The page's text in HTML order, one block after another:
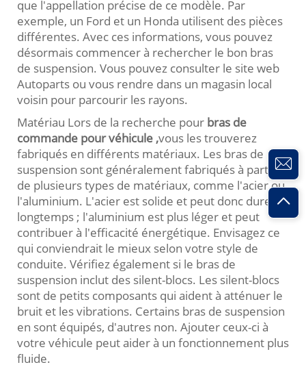
que l'appellation précise de ce modèle. Par
exemple, un Ford et un Honda utilisent des pièces
différentes. Avec ces informations, vous pouvez
désormais commencer à rechercher le bon bras
de suspension. Vous pouvez consulter le site web
Autoparts ou vous rendre dans un magasin local
voisin pour parcourir les rayons.
Matériau Lors de la recherche pour bras de
commande pour véhicule ,vous les trouverez
fabriqués en différents matériaux. Les bras de
suspension sont généralement fabriqués à partir
de plusieurs types de matériaux, comme l'acier ou
l'aluminium. L'acier est solide et peut donc durer
longtemps ; l'aluminium est plus léger et peut
contribuer à l'efficacité énergétique. Envisagez ce
qui conviendrait le mieux selon votre style de
conduite. Vérifiez également si le bras de
suspension inclut des silent-blocs. Les silent-blocs
sont de petits composants qui aident à atténuer le
bruit et les vibrations. Certains bras de suspension
en sont équipés, d'autres non. Ajouter ceux-ci à
votre véhicule peut aider à un fonctionnement plus
fluide.